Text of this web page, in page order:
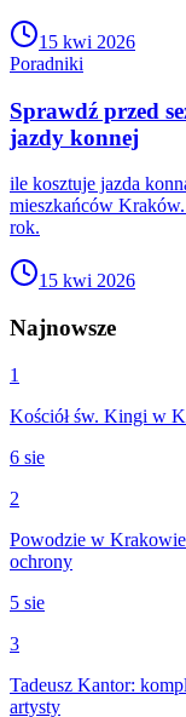
15 kwi 2026
Poradniki
Sprawdź przed
jazdy konnej
ile kosztuje jazda
mieszkańców
rok.
15 kwi 2026
Najnowsze
1
Kościół św. Kingi w
6 sie
2
Powodzie w
ochrony
5 sie
3
Tadeusz Kantor:
artysty